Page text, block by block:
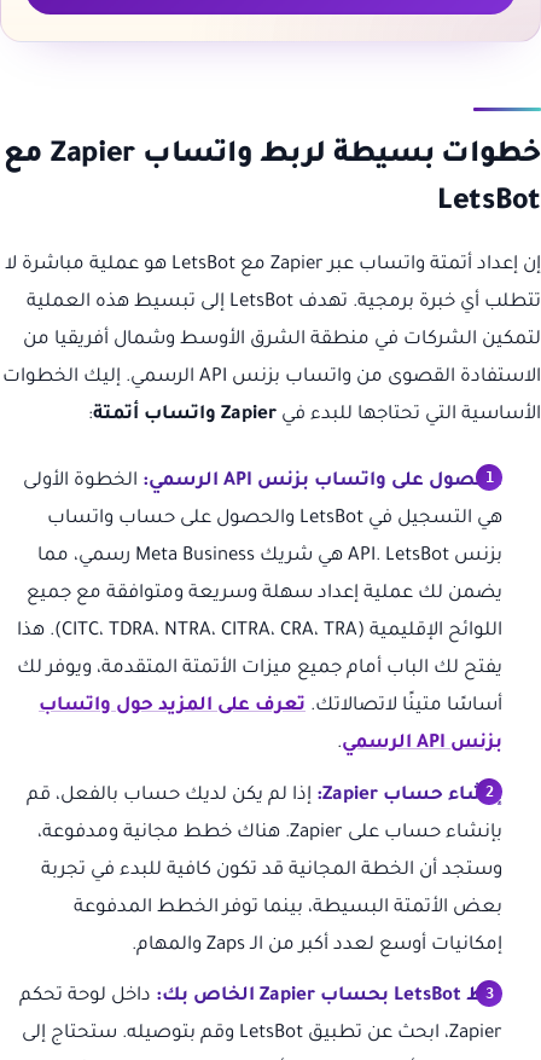
خطوات بسيطة لربط واتساب Zapier مع
LetsBot
إن إعداد أتمتة واتساب عبر Zapier مع LetsBot هو عملية مباشرة لا
تتطلب أي خبرة برمجية. تهدف LetsBot إلى تبسيط هذه العملية
لتمكين الشركات في منطقة الشرق الأوسط وشمال أفريقيا من
الاستفادة القصوى من واتساب بزنس API الرسمي. إليك الخطوات
الأساسية التي تحتاجها للبدء في Zapier واتساب أتمتة :
الحصول على واتساب بزنس API الرسمي:
الخطوة الأولى
هي التسجيل في LetsBot والحصول على حساب واتساب
بزنس API. LetsBot هي شريك Meta Business رسمي، مما
يضمن لك عملية إعداد سهلة وسريعة ومتوافقة مع جميع
اللوائح الإقليمية (CITC، TDRA، NTRA، CITRA، CRA، TRA). هذا
يفتح لك الباب أمام جميع ميزات الأتمتة المتقدمة، ويوفر لك
أساسًا متينًا لاتصالاتك. تعرف على المزيد حول واتساب
بزنس API الرسمي
.
إنشاء حساب Zapier:
إذا لم يكن لديك حساب بالفعل، قم
بإنشاء حساب على Zapier. هناك خطط مجانية ومدفوعة،
وستجد أن الخطة المجانية قد تكون كافية للبدء في تجربة
بعض الأتمتة البسيطة، بينما توفر الخطط المدفوعة
إمكانيات أوسع لعدد أكبر من الـ Zaps والمهام.
ربط LetsBot بحساب Zapier الخاص بك:
داخل لوحة تحكم
Zapier، ابحث عن تطبيق LetsBot وقم بتوصيله. ستحتاج إلى